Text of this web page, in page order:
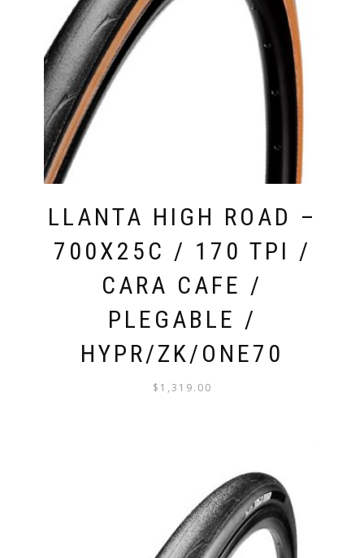
LLANTA HIGH ROAD –
700X25C / 170 TPI /
CARA CAFE /
PLEGABLE /
HYPR/ZK/ONE70
$ 1,319.00